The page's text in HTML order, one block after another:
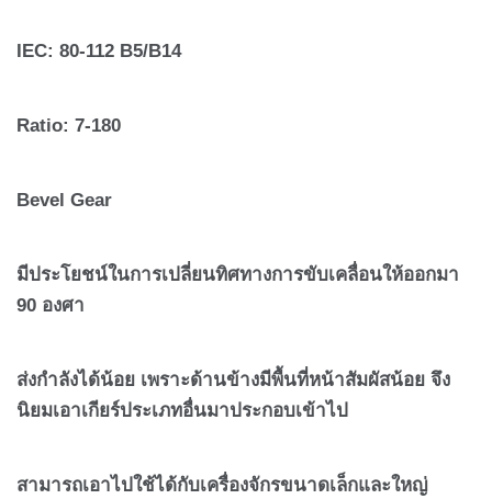
IEC: 80-112 B5/B14
Ratio: 7-180
Bevel Gear
มีประโยชน์ในการเปลี่ยนทิศทางการขับเคลื่อนให้ออกมา
90 องศา
ส่งกำลังได้น้อย เพราะด้านข้างมีพื้นที่หน้าสัมผัสน้อย จึง
นิยมเอาเกียร์ประเภทอื่นมาประกอบเข้าไป
สามารถเอาไปใช้ได้กับเครื่องจักรขนาดเล็กและใหญ่